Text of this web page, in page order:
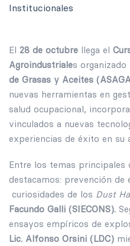
Institucionales
El 28 de octubre llega el
Agroindustriales organizado
de Grasas y Aceites
nuevas herramientas en
salud ocupacional,
vinculados a nuevas
experiencias de éxito en su
Entre los temas principales
destacamos: prevención
curiosidades de los Dust
Facundo Galli (SIECONS).
ensayos empíricos de
Lic. Alfonso Orsini (LDC)